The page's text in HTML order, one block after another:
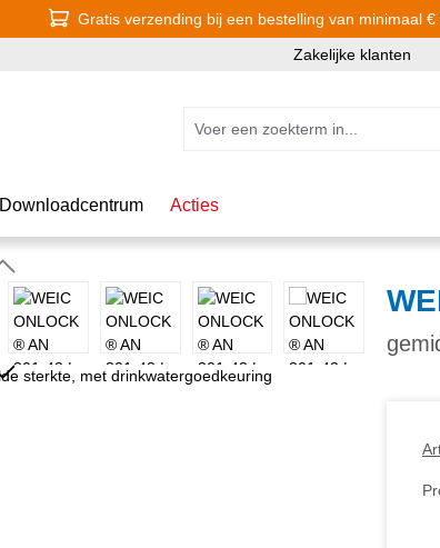
Gratis verzending bij een bestelling van minimaal
Zakelijke klanten
Downloadcentrum Acties